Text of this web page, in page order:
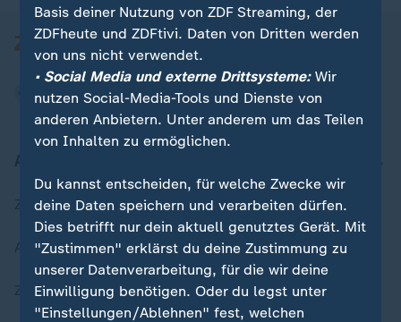
Zuletzt veröffentlicht
Aktuelle Sendungs-Videos
ZDFheute Stories
Basis deiner Nutzung von ZDF Streaming, der
ZDFheute und ZDFtivi. Daten von Dritten werden
von uns nicht verwendet.
• Social Media und externe Drittsysteme:Wir
nutzen Social-Media-Tools und Dienste von
anderen Anbietern. Unter anderem um das Teilen
von Inhalten zu ermöglichen.
Du kannst entscheiden, für welche Zwecke wir
deine Daten speichern und verarbeiten dürfen.
Dies betrifft nur dein aktuell genutztes Gerät. Mit
"Zustimmen" erklärst du deine Zustimmung zu
unserer Datenverarbeitung, für die wir deine
Einwilligung benötigen. Oder du legst unter
"Einstellungen/Ablehnen" fest, welchen